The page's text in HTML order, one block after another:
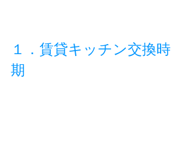
１．賃貸キッチン交換時
期